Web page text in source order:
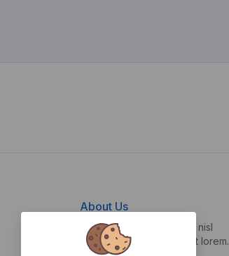
About Us
Vestibulum quis risus sed nisl
pellentesque aliquet et et lorem.